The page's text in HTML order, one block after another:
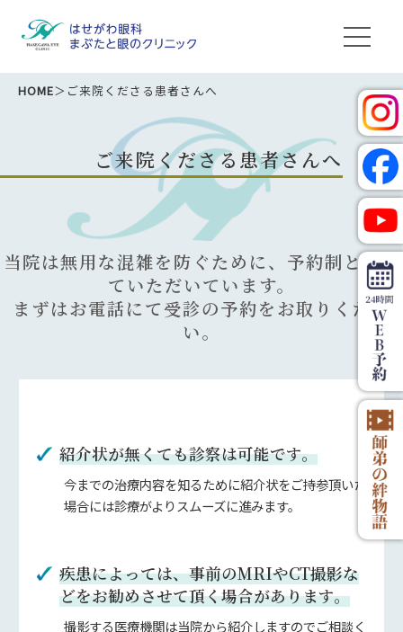
HOME＞ご来院くださる患者さんへ
ご来院くださる患者さんへ
当院は無用な混雑を防ぐために、予約制とさせ
ていただいています。
まずはお電話にて受診の予約をお取りくださ
い。
紹介状が無くても診察は可能です。
今までの治療内容を知るために紹介状をご持参頂いた
場合には診療がよりスムーズに進みます。
疾患によっては、事前のMRIやCT撮影な
どをお勧めさせて頂く場合があります。
撮影する医療機関は当院から紹介しますのでご相談く